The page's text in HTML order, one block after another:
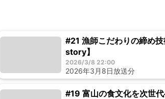
#21 漁師こだわりの締め
story】
2026/3/8 22:00
2026年3月8日放送分
#19 富山の食文化を次世